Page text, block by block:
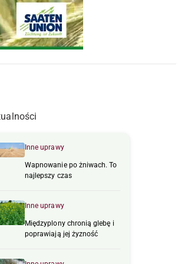
Inne uprawy
Wapnowanie po żniwach. To
najlepszy czas
Inne uprawy
Międzyplony chronią glebę i
poprawiają jej żyzność